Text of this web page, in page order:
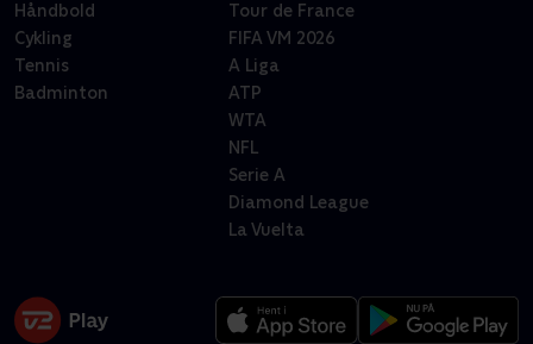
Håndbold
Cykling
Tennis
Badminton
Tour de France
FIFA VM 2026
A Liga
ATP
WTA
NFL
Serie A
Diamond League
La Vuelta